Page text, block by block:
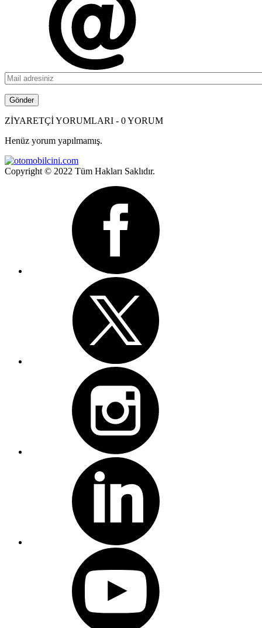
ZİYARETÇİ YORUMLARI - 0 YORUM
Henüz yorum yapılmamış.
Copyright © 2022 Tüm Hakları Saklıdır.